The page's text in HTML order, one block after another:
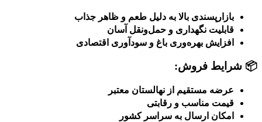
بازارپسندی بالا به دلیل طعم و ظاهر جذاب
قابلیت نگهداری و حمل‌ونقل آسان
افزایش بهره‌وری باغ و سودآوری اقتصادی
📦 شرایط فروش:
عرضه مستقیم از نهالستان معتبر
قیمت مناسب و رقابتی
امکان ارسال به سراسر کشور